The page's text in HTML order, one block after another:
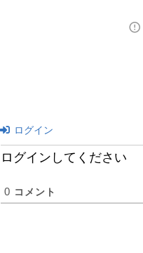
ログイン
ログインしてください
0 コメント